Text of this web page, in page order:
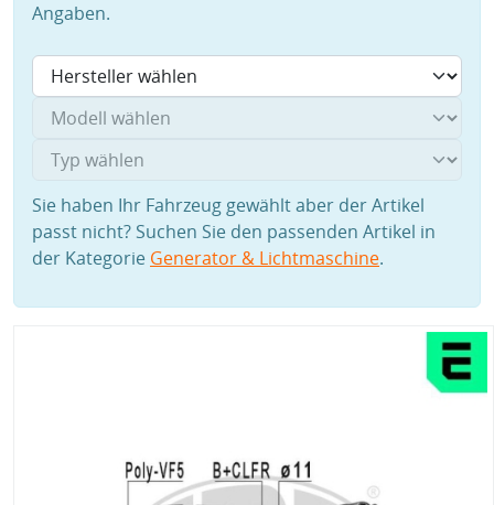
Angaben.
Sie haben Ihr Fahrzeug gewählt aber der Artikel
passt nicht? Suchen Sie den passenden Artikel in
der Kategorie Generator & Lichtmaschine.